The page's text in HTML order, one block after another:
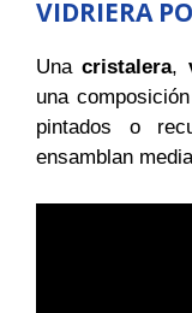
VIDRIERA
Unacristalera,
una
pintados o
ensamblan